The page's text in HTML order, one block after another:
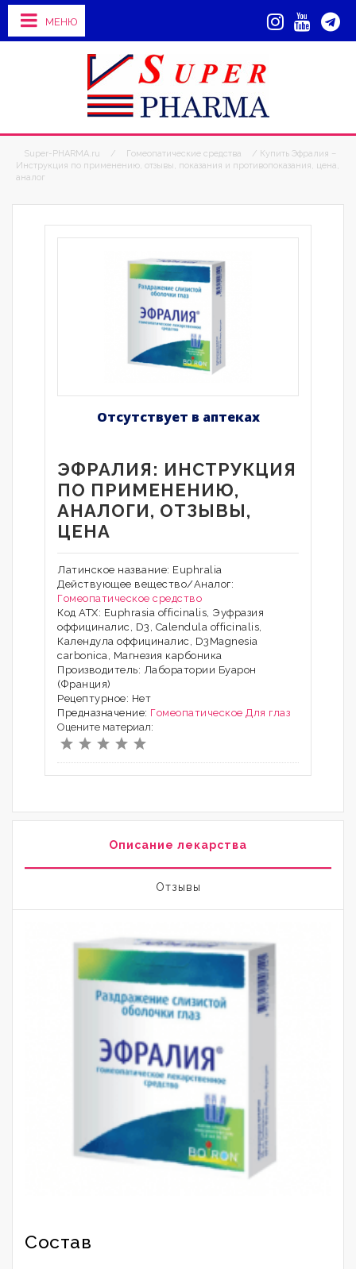
МЕНЮ
Super-PHARMA.ru / Гомеопатические средства
/ Купить Эфралия –
Инструкция по применению, отзывы, показания и противопоказания, цена,
аналог
Отсутствует в аптеках
ЭФРАЛИЯ: ИНСТРУКЦИЯ
ПО ПРИМЕНЕНИЮ,
АНАЛОГИ, ОТЗЫВЫ,
ЦЕНА
Латинское название: Euphralia
Действующее вещество/Аналог:
Гомеопатическое средство
Код АТХ: Euphrasia officinalis, Эуфразия
оффициналис, D3, Calendula officinalis,
Календула оффициналис, D3Magnesia
carbonica, Магнезия карбоника
Производитель: Лаборатории Буарон
(Франция)
Рецептурное: Нет
Предназначение: Гомеопатическое Для глаз
Оцените материал:
Описание лекарства
Отзывы
Состав